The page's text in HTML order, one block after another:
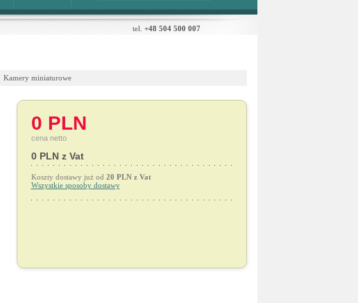
tel. +48 504 500 007
Kamery miniaturowe
0 PLN
cena netto
0 PLN z Vat
Koszty dostawy już od 20 PLN z Vat
Wszystkie sposoby dostawy